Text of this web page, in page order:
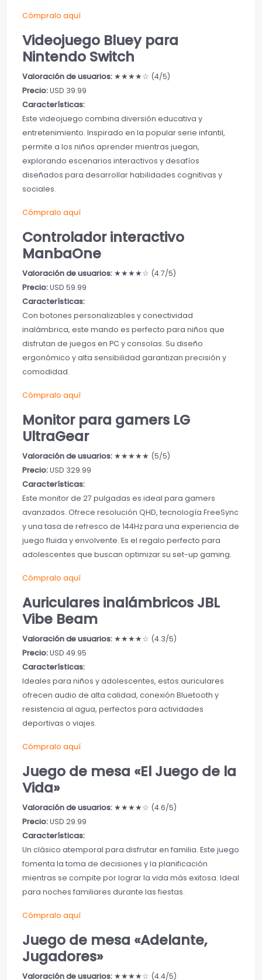
Cómpralo aquí
Videojuego Bluey para
Nintendo Switch
Valoración de usuarios: ★★★★☆ (4/5)
Precio:USD 39.99
Características:
Este videojuego combina diversión educativa y
entretenimiento. Inspirado en la popular serie infantil,
permite a los niños aprender mientras juegan,
explorando escenarios interactivos y desafíos
diseñados para desarrollar habilidades cognitivas y
sociales.
Cómpralo aquí
Controlador interactivo
ManbaOne
Valoración de usuarios: ★★★★☆ (4.7/5)
Precio:USD 59.99
Características:
Con botones personalizables y conectividad
inalámbrica, este mando es perfecto para niños que
disfrutan de juegos en PC y consolas. Su diseño
ergonómico y alta sensibilidad garantizan precisión y
comodidad.
Cómpralo aquí
Monitor para gamers LG
UltraGear
Valoración de usuarios: ★★★★★ (5/5)
Precio:USD 329.99
Características:
Este monitor de 27 pulgadas es ideal para gamers
avanzados. Ofrece resolución QHD, tecnología FreeSync
y una tasa de refresco de 144Hz para una experiencia de
juego fluida y envolvente. Es el regalo perfecto para
adolescentes que buscan optimizar su set-up gaming.
Cómpralo aquí
Auriculares inalámbricos JBL
Vibe Beam
Valoración de usuarios: ★★★★☆ (4.3/5)
Precio:USD 49.95
Características:
Ideales para niños y adolescentes, estos auriculares
ofrecen audio de alta calidad, conexión Bluetooth y
resistencia al agua, perfectos para actividades
deportivas o viajes.
Cómpralo aquí
Juego de mesa «El Juego de la
Vida»
Valoración de usuarios: ★★★★☆ (4.6/5)
Precio:USD 29.99
Características:
Un clásico atemporal para disfrutar en familia. Este juego
fomenta la toma de decisiones y la planificación
mientras se compite por lograr la vida más exitosa. Ideal
para noches familiares durante las fiestas.
Cómpralo aquí
Juego de mesa «Adelante,
Jugadores»
Valoración de usuarios: ★★★★☆ (4.4/5)